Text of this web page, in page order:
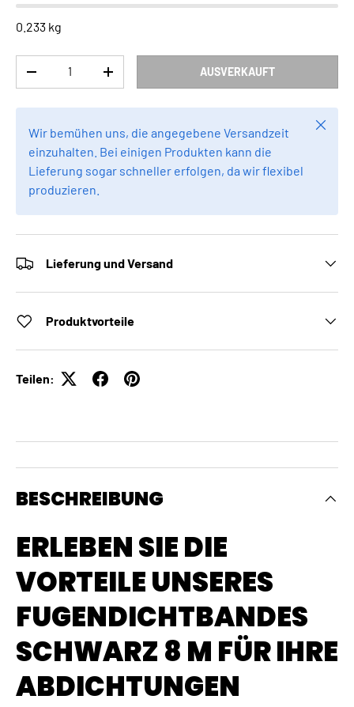
0.233 kg
MENGE VERRINGERNMENGE ERHÖHEN AUSVERKAUFT
Wir bemühen uns, die angegebene Versandzeit
einzuhalten. Bei einigen Produkten kann die
Lieferung sogar schneller erfolgen, da wir flexibel
produzieren.
Lieferung und Versand
Produktvorteile
Teilen:
BESCHREIBUNG
ERLEBEN SIE DIE
VORTEILE UNSERES
FUGENDICHTBANDES
SCHWARZ 8 M FÜR IHRE
ABDICHTUNGEN